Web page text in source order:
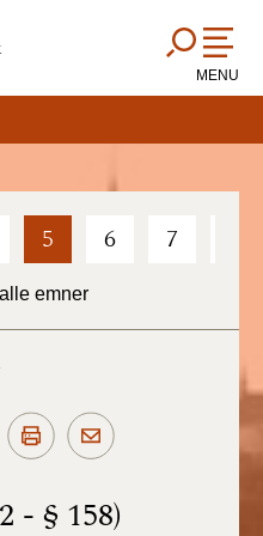
MENU
5 6 7
emner
- § 158)